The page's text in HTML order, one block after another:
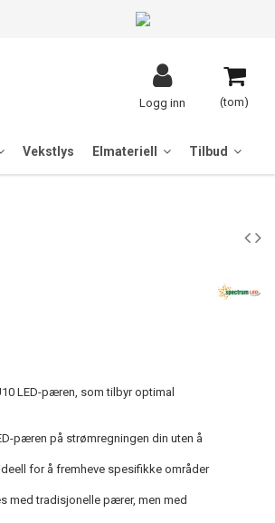
(tom)
Logg inn
Vekstlys Elmateriell Tilbud
LED-pæren, som tilbyr optimal
pæren på strømregningen din uten å
for å fremheve spesifikke områder
med tradisjonelle pærer, men med